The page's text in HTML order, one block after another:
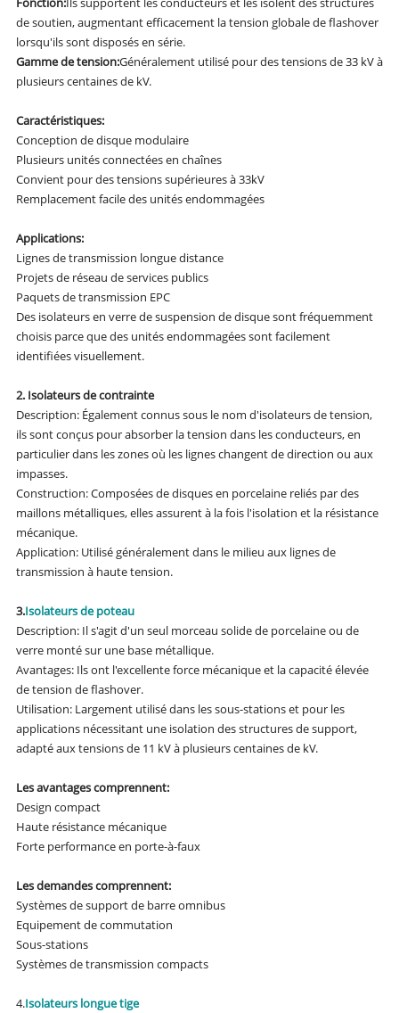
de soutien, augmentant efficacement la tension globale de flashover
lorsqu'ils sont disposés en série.
Gamme de tension:Généralement utilisé pour des tensions de 33 kV à
plusieurs centaines de kV.
Caractéristiques:
Conception de disque modulaire
Plusieurs unités connectées en chaînes
Convient pour des tensions supérieures à 33kV
Remplacement facile des unités endommagées
Applications:
Lignes de transmission longue distance
Projets de réseau de services publics
Paquets de transmission EPC
Des isolateurs en verre de suspension de disque sont fréquemment
choisis parce que des unités endommagées sont facilement
identifiées visuellement.
2. Isolateurs de contrainte
Description: Également connus sous le nom d'isolateurs de tension,
ils sont conçus pour absorber la tension dans les conducteurs, en
particulier dans les zones où les lignes changent de direction ou aux
impasses.
Construction: Composées de disques en porcelaine reliés par des
maillons métalliques, elles assurent à la fois l'isolation et la résistance
mécanique.
Application: Utilisé généralement dans le milieu aux lignes de
transmission à haute tension.
3.Isolateurs de poteau
Description: Il s'agit d'un seul morceau solide de porcelaine ou de
verre monté sur une base métallique.
Avantages: Ils ont l'excellente force mécanique et la capacité élevée
de tension de flashover.
Utilisation: Largement utilisé dans les sous-stations et pour les
applications nécessitant une isolation des structures de support,
adapté aux tensions de 11 kV à plusieurs centaines de kV.
Les avantages comprennent:
Design compact
Haute résistance mécanique
Forte performance en porte-à-faux
Les demandes comprennent:
Systèmes de support de barre omnibus
Equipement de commutation
Sous-stations
Systèmes de transmission compacts
4.Isolateurs longue tige